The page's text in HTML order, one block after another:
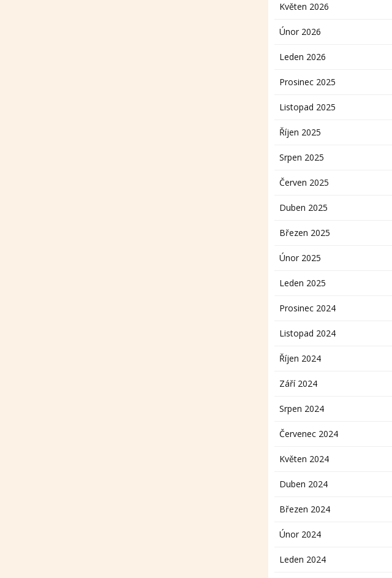
Květen 2026
Únor 2026
Leden 2026
Prosinec 2025
Listopad 2025
Říjen 2025
Srpen 2025
Červen 2025
Duben 2025
Březen 2025
Únor 2025
Leden 2025
Prosinec 2024
Listopad 2024
Říjen 2024
Září 2024
Srpen 2024
Červenec 2024
Květen 2024
Duben 2024
Březen 2024
Únor 2024
Leden 2024